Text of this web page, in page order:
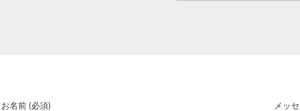
お名前 (必須) メッ